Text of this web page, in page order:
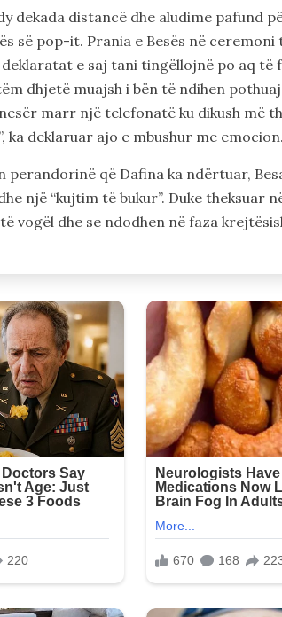
dekada distancë dhe aludime pafund
së pop-it. Prania e Besës në
e saj tani tingëllojnë po aq të
dhjetë muajsh i bën të ndihen
marr një telefonatë ku dikush më
ka deklaruar ajo e mbushur me emocion.
perandorinë që Dafina ka ndërtuar,
një “kujtim të bukur”. Duke
vogël dhe se ndodhen në faza